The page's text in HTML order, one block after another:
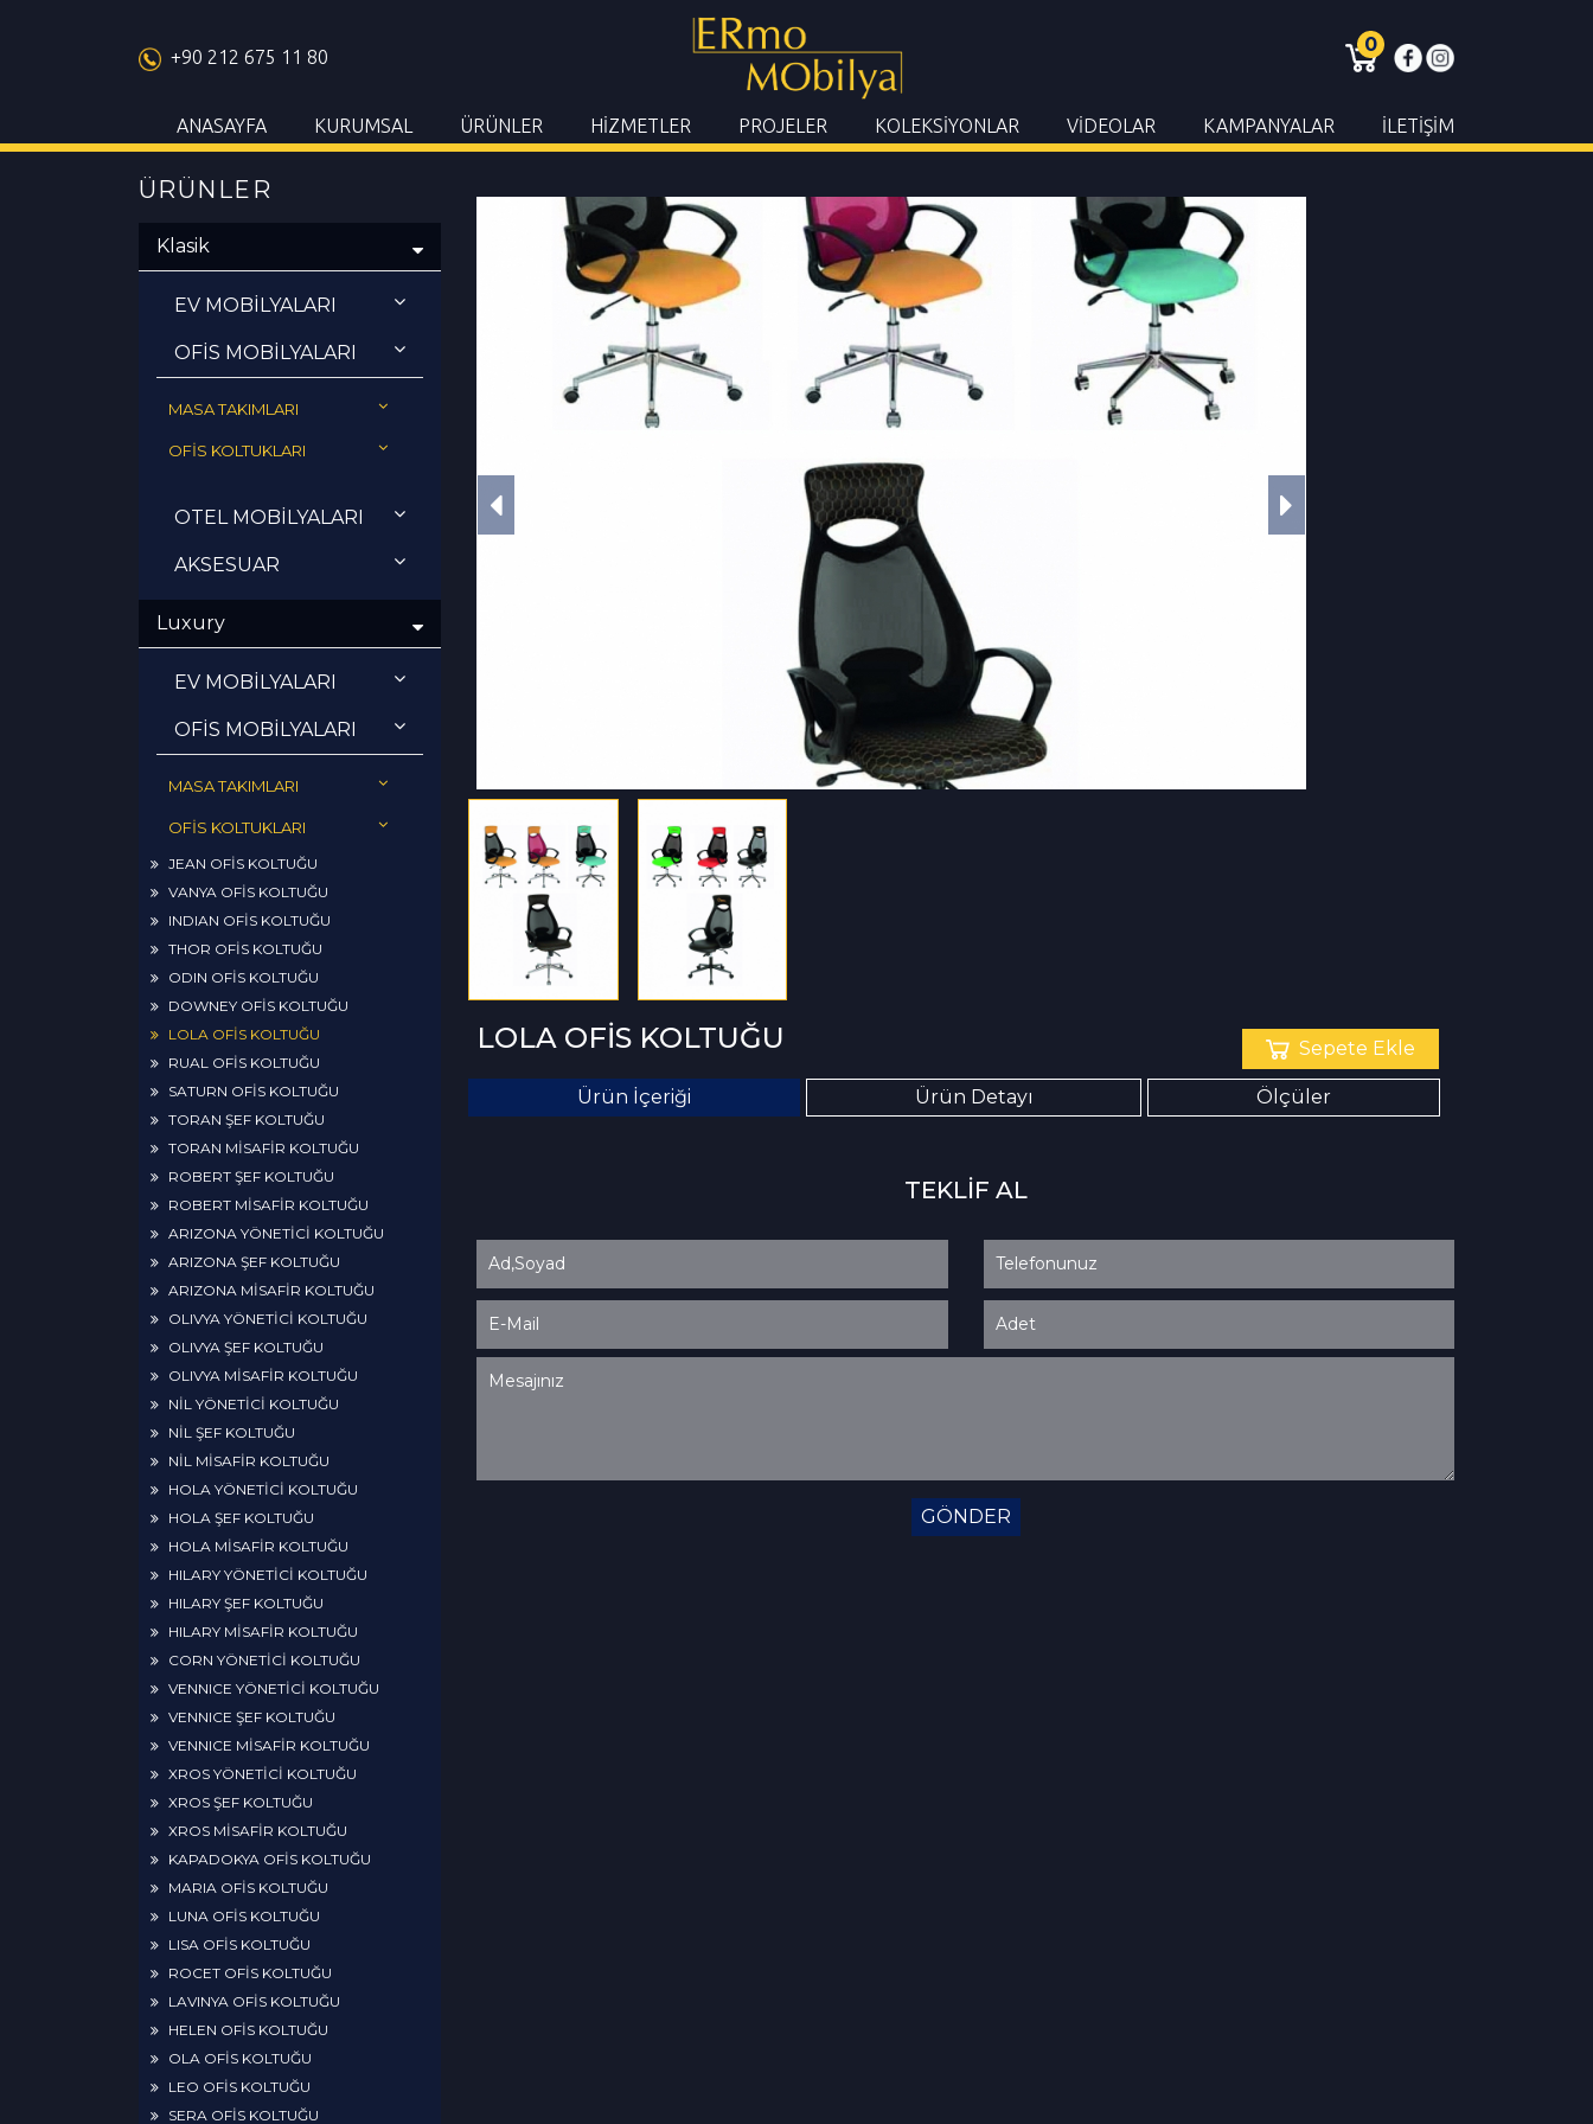
+90 212 675 11 80
0
ANASAYFA KURUMSAL ÜRÜNLER HİZMETLER PROJELER KOLEKSİYONLAR VİDEOLAR KAMPANYALAR İLETİŞİM
ÜRÜNLER
Klasik
EV MOBİLYALARI
OFİS MOBİLYALARI
MASA TAKIMLARI
OFİS KOLTUKLARI
OTEL MOBİLYALARI
AKSESUAR
Luxury
EV MOBİLYALARI
OFİS MOBİLYALARI
MASA TAKIMLARI
OFİS KOLTUKLARI
JEAN OFİS KOLTUĞU
VANYA OFİS KOLTUĞU
INDIAN OFİS KOLTUĞU
THOR OFİS KOLTUĞU
ODIN OFİS KOLTUĞU
DOWNEY OFİS KOLTUĞU
LOLA OFİS KOLTUĞU
RUAL OFİS KOLTUĞU
SATURN OFİS KOLTUĞU
TORAN ŞEF KOLTUĞU
TORAN MİSAFİR KOLTUĞU
ROBERT ŞEF KOLTUĞU
ROBERT MİSAFİR KOLTUĞU
ARIZONA YÖNETİCİ KOLTUĞU
ARIZONA ŞEF KOLTUĞU
ARIZONA MİSAFİR KOLTUĞU
OLIVYA YÖNETİCİ KOLTUĞU
OLIVYA ŞEF KOLTUĞU
OLIVYA MİSAFİR KOLTUĞU
NİL YÖNETİCİ KOLTUĞU
NİL ŞEF KOLTUĞU
NİL MİSAFİR KOLTUĞU
HOLA YÖNETİCİ KOLTUĞU
HOLA ŞEF KOLTUĞU
HOLA MİSAFİR KOLTUĞU
HILARY YÖNETİCİ KOLTUĞU
HILARY ŞEF KOLTUĞU
HILARY MİSAFİR KOLTUĞU
CORN YÖNETİCİ KOLTUĞU
VENNICE YÖNETİCİ KOLTUĞU
VENNICE ŞEF KOLTUĞU
VENNICE MİSAFİR KOLTUĞU
XROS YÖNETİCİ KOLTUĞU
XROS ŞEF KOLTUĞU
XROS MİSAFİR KOLTUĞU
KAPADOKYA OFİS KOLTUĞU
MARIA OFİS KOLTUĞU
LUNA OFİS KOLTUĞU
LISA OFİS KOLTUĞU
ROCET OFİS KOLTUĞU
LAVINYA OFİS KOLTUĞU
HELEN OFİS KOLTUĞU
OLA OFİS KOLTUĞU
LEO OFİS KOLTUĞU
SERA OFİS KOLTUĞU
LOLA OFİS KOLTUĞU Sepete Ekle
Ürün İçeriği Ürün Detayı Ölçüler
TEKLİF AL
GÖNDER